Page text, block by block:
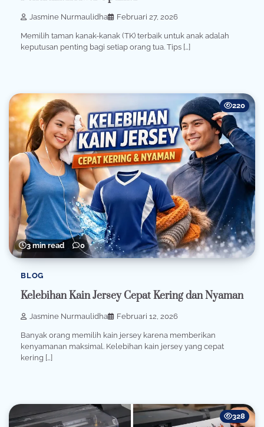
Jasmine Nurmaulidha Februari 27, 2026
Memilih taman kanak-kanak (TK) terbaik untuk anak adalah
keputusan penting bagi setiap orang tua. Tips […]
3 min read 0
220
BLOG
Kelebihan Kain Jersey Cepat Kering dan Nyaman
Jasmine Nurmaulidha Februari 12, 2026
Banyak orang memilih kain jersey karena memberikan
kenyamanan maksimal. Kelebihan kain jersey yang cepat
kering […]
328